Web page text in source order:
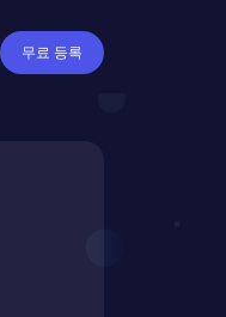
무료 등록